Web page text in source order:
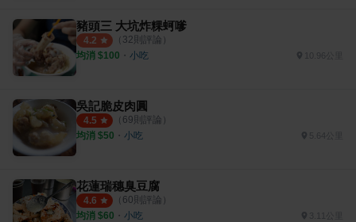
豬頭三 大坑炸粿蚵嗲
4.2 （ 32則評論）
均消 $100 ・ 小吃
吳記脆皮肉圓
4.5 （ 69則評論）
均消 $50 ・ 小吃 5.64公里
花蓮瑞穗臭豆腐
4.6 （ 60則評論）
均消 $60 ・ 小吃